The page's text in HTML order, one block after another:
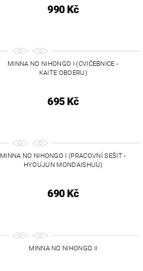
990 Kč
MINNA NO NIHONGO I (CVIČEBNICE -
KAITE OBOERU)
695 Kč
MINNA NO NIHONGO I (PRACOVNÍ SEŠIT -
HYOUJUN MONDAISHUU)
690 Kč
MINNA NO NIHONGO II